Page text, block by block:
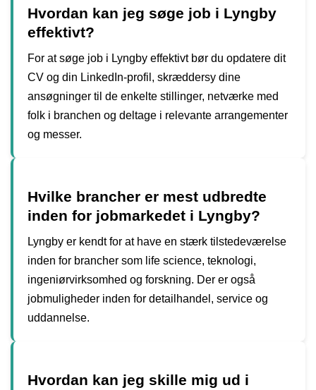
Hvordan kan jeg søge job i Lyngby
effektivt?
For at søge job i Lyngby effektivt bør du opdatere dit
CV og din LinkedIn-profil, skræddersy dine
ansøgninger til de enkelte stillinger, netværke med
folk i branchen og deltage i relevante arrangementer
og messer.
Hvilke brancher er mest udbredte
inden for jobmarkedet i Lyngby?
Lyngby er kendt for at have en stærk tilstedeværelse
inden for brancher som life science, teknologi,
ingeniørvirksomhed og forskning. Der er også
jobmuligheder inden for detailhandel, service og
uddannelse.
Hvordan kan jeg skille mig ud i